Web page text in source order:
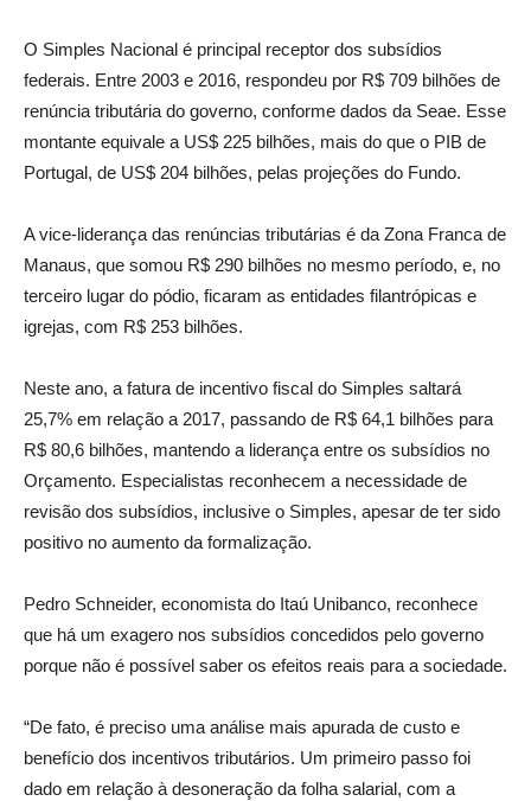
O Simples Nacional é principal receptor dos subsídios
federais. Entre 2003 e 2016, respondeu por R$ 709 bilhões de
renúncia tributária do governo, conforme dados da Seae. Esse
montante equivale a US$ 225 bilhões, mais do que o PIB de
Portugal, de US$ 204 bilhões, pelas projeções do Fundo.
A vice-liderança das renúncias tributárias é da Zona Franca de
Manaus, que somou R$ 290 bilhões no mesmo período, e, no
terceiro lugar do pódio, ficaram as entidades filantrópicas e
igrejas, com R$ 253 bilhões.
Neste ano, a fatura de incentivo fiscal do Simples saltará
25,7% em relação a 2017, passando de R$ 64,1 bilhões para
R$ 80,6 bilhões, mantendo a liderança entre os subsídios no
Orçamento. Especialistas reconhecem a necessidade de
revisão dos subsídios, inclusive o Simples, apesar de ter sido
positivo no aumento da formalização.
Pedro Schneider, economista do Itaú Unibanco, reconhece
que há um exagero nos subsídios concedidos pelo governo
porque não é possível saber os efeitos reais para a sociedade.
“De fato, é preciso uma análise mais apurada de custo e
benefício dos incentivos tributários. Um primeiro passo foi
dado em relação à desoneração da folha salarial, com a